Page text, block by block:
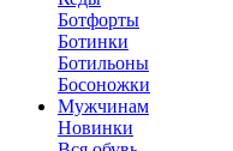
Ботфорты
Ботинки
Ботильоны
Босоножки
Мужчинам
Новинки